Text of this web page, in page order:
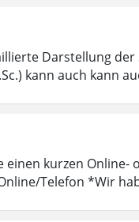
Darstellung
kann auch kann
kurzen
Telefon *Wir